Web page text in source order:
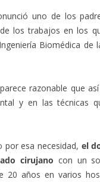
uno de los
los trabajos en los
Biomédica de
razonable que
y en las técnicas
por esa necesidad, el
cirujano con un
20 años en varios